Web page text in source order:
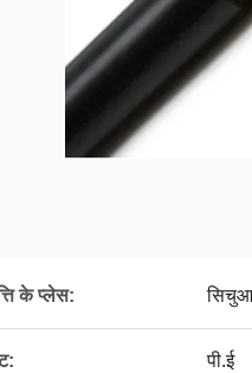
के प्लेस:
पी.ई